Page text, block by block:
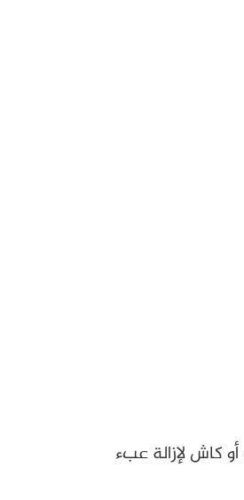
فترات أو كاش لإزالة عبء